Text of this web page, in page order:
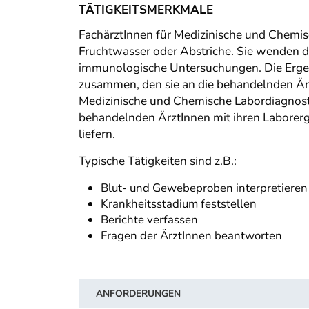
TÄTIGKEITSMERKMALE
FachärztInnen für Medizinische und
Fruchtwasser oder Abstriche. Sie wenden
immunologische Untersuchungen. Die
zusammen, den sie an die behandelnden
Medizinische und Chemische
behandelnden ÄrztInnen mit ihren
liefern.
Typische Tätigkeiten sind z.B.:
Blut- und Gewebeproben interpretieren
Krankheitsstadium feststellen
Berichte verfassen
Fragen der ÄrztInnen beantworten
ANFORDERUNGEN